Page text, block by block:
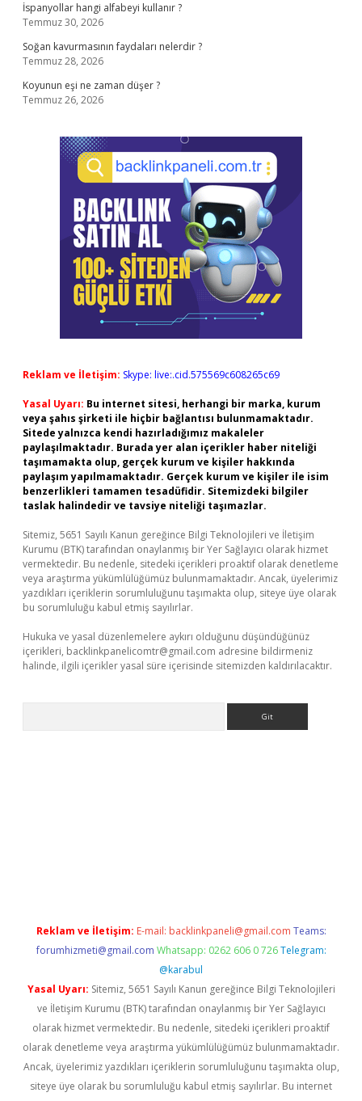
İspanyollar hangi alfabeyi kullanır ?
Temmuz 30, 2026
Soğan kavurmasının faydaları nelerdir ?
Temmuz 28, 2026
Koyunun eşi ne zaman düşer ?
Temmuz 26, 2026
Reklam ve İletişim: Skype: live:.cid.575569c608265c69
Yasal Uyarı: Bu internet sitesi, herhangi bir marka, kurum
veya şahıs şirketi ile hiçbir bağlantısı bulunmamaktadır.
Sitede yalnızca kendi hazırladığımız makaleler
paylaşılmaktadır. Burada yer alan içerikler haber niteliği
taşımamakta olup, gerçek kurum ve kişiler hakkında
paylaşım yapılmamaktadır. Gerçek kurum ve kişiler ile isim
benzerlikleri tamamen tesadüfidir. Sitemizdeki bilgiler
taslak halindedir ve tavsiye niteliği taşımazlar.
Sitemiz, 5651 Sayılı Kanun gereğince Bilgi Teknolojileri ve İletişim
Kurumu (BTK) tarafından onaylanmış bir Yer Sağlayıcı olarak hizmet
vermektedir. Bu nedenle, sitedeki içerikleri proaktif olarak denetleme
veya araştırma yükümlülüğümüz bulunmamaktadır. Ancak, üyelerimiz
yazdıkları içeriklerin sorumluluğunu taşımakta olup, siteye üye olarak
bu sorumluluğu kabul etmiş sayılırlar.
Hukuka ve yasal düzenlemelere aykırı olduğunu düşündüğünüz
içerikleri, backlinkpanelicomtr@gmail.com adresine bildirmeniz
halinde, ilgili içerikler yasal süre içerisinde sitemizden kaldırılacaktır.
Reklam ve İletişim: E-mail: backlinkpaneli@gmail.com Teams:
forumhizmeti@gmail.com Whatsapp: 0262 606 0 726 Telegram:
@karabul
Yasal Uyarı: Sitemiz, 5651 Sayılı Kanun gereğince Bilgi Teknolojileri
ve İletişim Kurumu (BTK) tarafından onaylanmış bir Yer Sağlayıcı
olarak hizmet vermektedir. Bu nedenle, sitedeki içerikleri proaktif
olarak denetleme veya araştırma yükümlülüğümüz bulunmamaktadır.
Ancak, üyelerimiz yazdıkları içeriklerin sorumluluğunu taşımakta olup,
siteye üye olarak bu sorumluluğu kabul etmiş sayılırlar. Bu internet